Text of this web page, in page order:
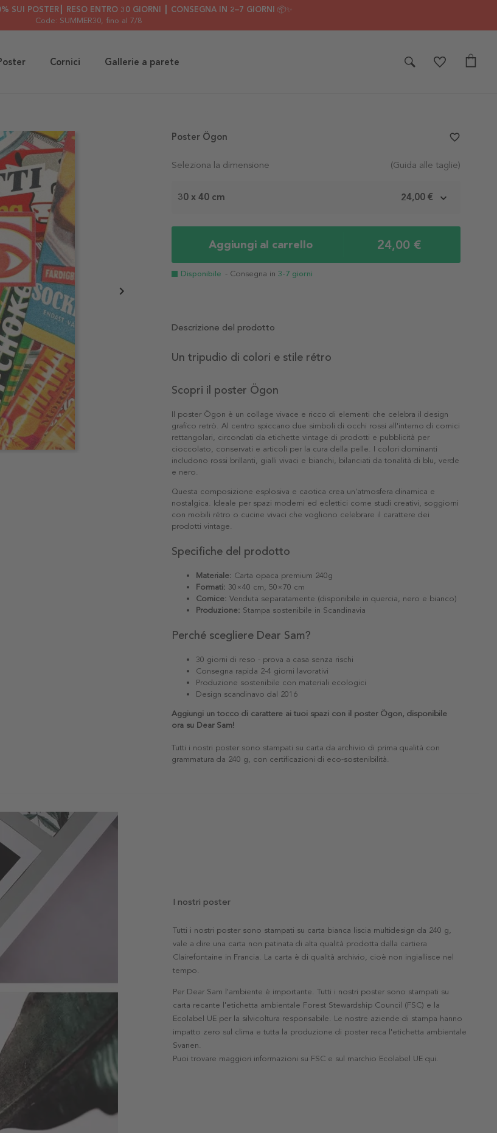
SUI POSTER┃ RESO ENTRO 30 GIORNI ┃ CONSEGNA IN 2–7 GIORNI 📦✨
Code: SUMMER30, fino al 7/8
Cornici Gallerie a parete
Seleziona la dimensione (Guida alle taglie)
30 x 40 cm 24,00 €
Aggiungi al carrello 24,00 €
Disponibile - Consegna in 3-7 giorni
Poster Ögon favorite_border
Descrizione del prodotto
Un tripudio di colori e stile rétro
Scopri il poster Ögon
Il poster Ögon è un collage vivace e ricco di elementi che celebra il design
grafico retrò. Al centro spiccano due simboli di occhi rossi all'interno di cornici
rettangolari, circondati da etichette vintage di prodotti e pubblicità per
cioccolato, conservati e articoli per la cura della pelle. I colori dominanti
includono rossi brillanti, gialli vivaci e bianchi, bilanciati da tonalità di blu, verde
e nero.
Questa composizione esplosiva e caotica crea un'atmosfera dinamica e
nostalgica. Ideale per spazi moderni ed eclettici come studi creativi, soggiorni
con mobili rétro o cucine vivaci che vogliono celebrare il carattere dei
prodotti vintage.
Specifiche del prodotto
Materiale: Carta opaca premium 240g
Formati: 30×40 cm, 50×70 cm
Cornice: Venduta separatamente (disponibile in quercia, nero e bianco)
Produzione: Stampa sostenibile in Scandinavia
Perché scegliere Dear Sam?
30 giorni di reso - prova a casa senza rischi
Consegna rapida 2-4 giorni lavorativi
Produzione sostenibile con materiali ecologici
Design scandinavo dal 2016
Aggiungi un tocco di carattere ai tuoi spazi con il poster Ögon, disponibile
ora su Dear Sam!
Tutti i nostri poster sono stampati su carta da archivio di prima qualità con
grammatura da 240 g, con certificazioni di eco-sostenibilità.
I nostri poster
Tutti i nostri poster sono stampati su carta bianca liscia multidesign da 240 g,
vale a dire una carta non patinata di alta qualità prodotta dalla cartiera
Clairefontaine in Francia. La carta è di qualità archivio, cioè non ingiallisce nel
tempo.
Per Dear Sam l'ambiente è importante. Tutti i nostri poster sono stampati su
carta recante l'etichetta ambientale Forest Stewardship Council (FSC) e la
Ecolabel UE per la silvicoltura responsabile. Le nostre aziende di stampa hanno
impatto zero sul clima e tutta la produzione di poster reca l'etichetta ambientale
Svanen.
Puoi trovare maggiori informazioni su FSC e sul marchio Ecolabel UE qui.